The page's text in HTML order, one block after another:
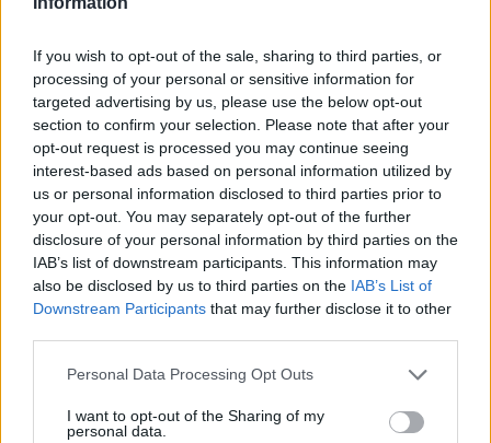
If you wish to opt-out of the sale, sharing to third parties, or
processing of your personal or sensitive information for
targeted advertising by us, please use the below opt-out
section to confirm your selection. Please note that after your
opt-out request is processed you may continue seeing
interest-based ads based on personal information utilized by
us or personal information disclosed to third parties prior to
your opt-out. You may separately opt-out of the further
disclosure of your personal information by third parties on the
IAB’s list of downstream participants. This information may
also be disclosed by us to third parties on the IAB’s List of
Downstream Participants that may further disclose it to other
Please note that this website/app uses one or more Google
not limited to your visit or usage behaviour. You may click to
grant or deny consent to Google and its third-party tags to
Personal Data Processing Opt Outs
I want to opt-out of the Sharing of my
personal data.
AUTOR
Francesca Spadaro
Francesca Spadaro reconstruyó una cadena
de inversiones veronesa partiendo de los
balances depositados en la Cámara de
Comercio; analista financiera que coordina
expedientes sobre pymes y mercados.
Licenciada en economía, colabora con
cámaras locales y realiza boletines
económicos territoriales.